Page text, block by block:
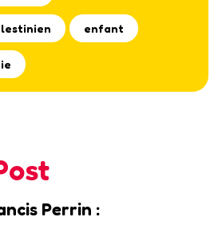
enfant
Perrin :